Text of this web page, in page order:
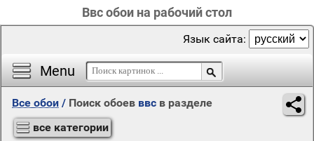
Ввс обои на рабочий стол
Menu
Язык сайта:
Все обои / Поиск обоев ввс в разделе
все категории